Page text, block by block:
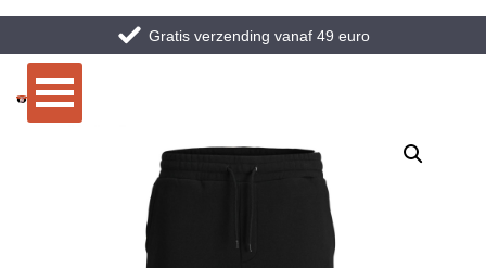
Gratis verzending vanaf 49 euro